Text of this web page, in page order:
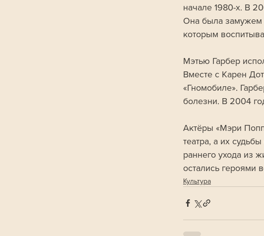
начале 1980-х. В
Она была замужем
которым
Мэтью Гарбер
Вместе с Карен
«Гномобиле».
болезни. В 2004
Актёры «Мэри
театра, а их
раннего ухода из
остались героями
Культура